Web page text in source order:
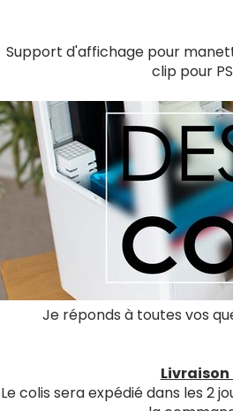
Support d'affichage pour
clip pour
Je réponds à toutes vos
Livraison
Le colis sera expédié dans les 2